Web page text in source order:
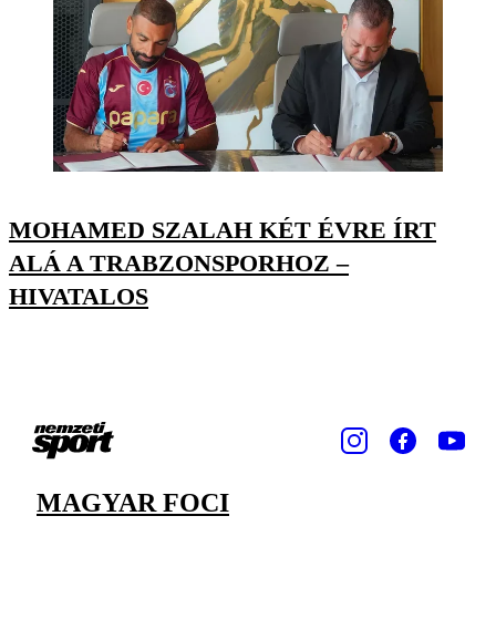
MOHAMED SZALAH KÉT ÉVRE ÍRT
ALÁ A TRABZONSPORHOZ –
HIVATALOS
MAGYAR FOCI